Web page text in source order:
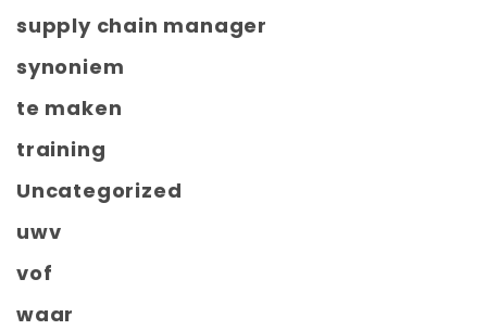
supply chain manager
synoniem
te maken
training
Uncategorized
uwv
vof
waar